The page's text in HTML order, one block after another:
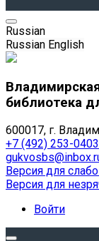
Russian
Russian English
библиотека
600017, г.
+7 (492) 253-0403
Версия для
Версия для
Войти